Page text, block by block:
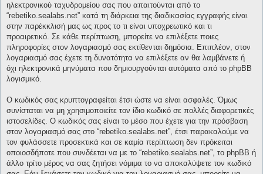
ηλεκτρονικού ταχυδρομείου σας που απαιτούνται από το
“rebetiko.sealabs.net” κατά τη διάρκεια της διαδικασίας εγγραφής είναι
στην παρέκκλισή μας ως προς το τι είναι υποχρεωτικό και τι
προαιρετικό. Σε κάθε περίπτωση, μπορείτε να επιλέξετε ποιες
πληροφορίες στον λογαριασμό σας εκτίθενται δημόσια. Επιπλέον, στον
λογαριασμό σας έχετε τη δυνατότητα να επιλέξετε αν θα λαμβάνετε ή
όχι ηλεκτρονικά μηνύματα που δημιουργούνται αυτόματα από το phpBB
λογισμικό.
Ο κωδικός σας κρυπτογραφείται έτσι ώστε να είναι ασφαλές. Όμως
συνίσταται να μη χρησιμοποιείτε τον ίδιο κωδικό σε πολλές διαφορετικές
ιστοσελίδες. Ο κωδικός σας είναι το μέσο που έχετε για την πρόσβαση
στον λογαριασμό σας στο “rebetiko.sealabs.net”, έτσι παρακαλούμε να
τον φυλάσσετε προσεκτικά και σε καμία περίπτωση δεν πρόκειται
οποιοσδήποτε που συνδέεται να με το “rebetiko.sealabs.net”, το phpBB ή
άλλο τρίτο μέρος να σας ζητήσει νόμιμα το να αποκαλύψετε τον κωδικό